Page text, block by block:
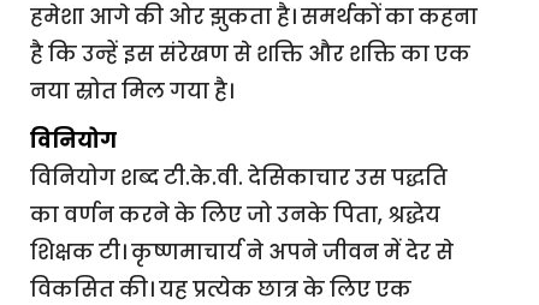
हमेशा आगे की ओर झुकता है। समर्थकों का कहना
है कि उन्हें इस संरेखण से शक्ति और शक्ति का एक
नया स्रोत मिल गया है।
विनियोग
विनियोग शब्द टी.के.वी. देसिकाचार उस पद्धति
का वर्णन करने के लिए जो उनके पिता, श्रद्धेय
शिक्षक टी। कृष्णमाचार्य ने अपने जीवन में देर से
विकसित की। यह प्रत्येक छात्र के लिए एक